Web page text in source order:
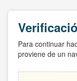
Para continuar
proviene de un